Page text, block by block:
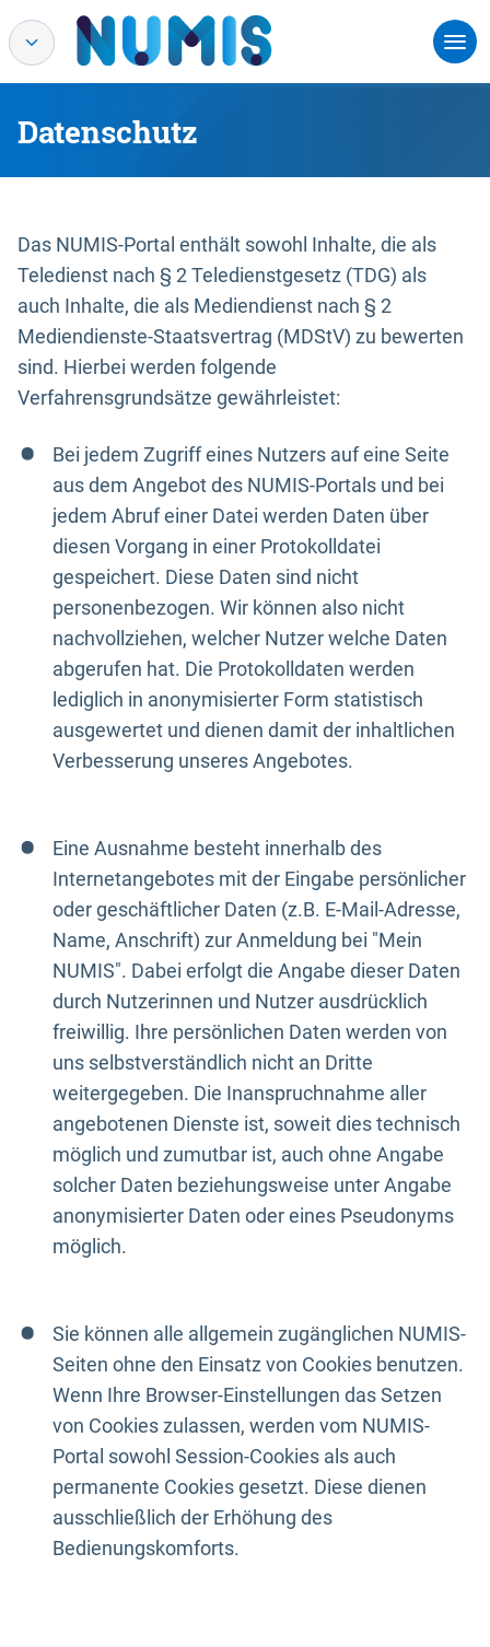
Datenschutz
Das NUMIS-Portal enthält sowohl Inhalte, die als
Teledienst nach § 2 Teledienstgesetz (TDG) als
auch Inhalte, die als Mediendienst nach § 2
Mediendienste-Staatsvertrag (MDStV) zu bewerten
sind. Hierbei werden folgende
Verfahrensgrundsätze gewährleistet:
Bei jedem Zugriff eines Nutzers auf eine Seite
aus dem Angebot des NUMIS-Portals und bei
jedem Abruf einer Datei werden Daten über
diesen Vorgang in einer Protokolldatei
gespeichert. Diese Daten sind nicht
personenbezogen. Wir können also nicht
nachvollziehen, welcher Nutzer welche Daten
abgerufen hat. Die Protokolldaten werden
lediglich in anonymisierter Form statistisch
ausgewertet und dienen damit der inhaltlichen
Verbesserung unseres Angebotes.
Eine Ausnahme besteht innerhalb des
Internetangebotes mit der Eingabe persönlicher
oder geschäftlicher Daten (z.B. E-Mail-Adresse,
Name, Anschrift) zur Anmeldung bei "Mein
NUMIS". Dabei erfolgt die Angabe dieser Daten
durch Nutzerinnen und Nutzer ausdrücklich
freiwillig. Ihre persönlichen Daten werden von
uns selbstverständlich nicht an Dritte
weitergegeben. Die Inanspruchnahme aller
angebotenen Dienste ist, soweit dies technisch
möglich und zumutbar ist, auch ohne Angabe
solcher Daten beziehungsweise unter Angabe
anonymisierter Daten oder eines Pseudonyms
möglich.
Sie können alle allgemein zugänglichen NUMIS-
Seiten ohne den Einsatz von Cookies benutzen.
Wenn Ihre Browser-Einstellungen das Setzen
von Cookies zulassen, werden vom NUMIS-
Portal sowohl Session-Cookies als auch
permanente Cookies gesetzt. Diese dienen
ausschließlich der Erhöhung des
Bedienungskomforts.